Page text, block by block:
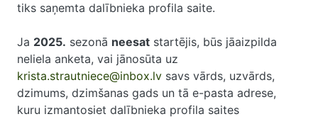
tiks saņemta dalībnieka profila saite.
Ja 2025. sezonā neesat startējis, būs jāaizpilda
neliela anketa, vai jānosūta uz
krista.strautniece@inbox.lv savs vārds, uzvārds,
dzimums, dzimšanas gads un tā e-pasta adrese,
kuru izmantosiet dalībnieka profila saites